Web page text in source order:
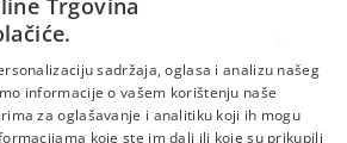
Trgovina
sadržaja, oglasa i analizu našeg
informacije o vašem korištenju naše
za oglašavanje i analitiku koji ih mogu
koje ste im dali ili koje su prikupili